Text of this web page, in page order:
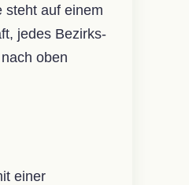
steht auf einem
jedes Bezirks-
oben
einer